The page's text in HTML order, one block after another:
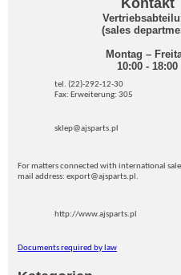
Kontakt
(sales
Montag –
10:00 - 18:00
tel. (22)-292-12-30
Fax: Erweiterung: 305
sklep@ajsparts.pl
For matters connected with international sale
mail address: export@ajsparts.pl.
http://www.ajsparts.pl
Documents required by law